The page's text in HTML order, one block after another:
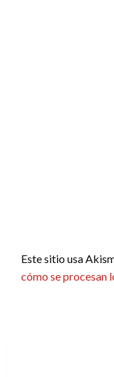
Este sitio usa
cómo se procesan